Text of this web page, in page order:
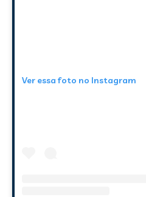
Ver essa foto no Instagram